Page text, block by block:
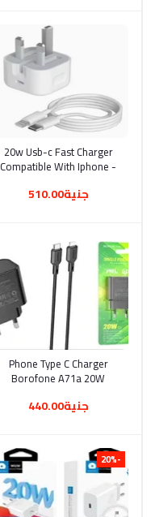
أضف إلى السلة 20w Usb-c Fast Charger
Compatible With Iphone -
جنية510.00
أضف إلى السلة
Phone Type C Charger
Borofone A71a 20W
جنية440.00
-20%